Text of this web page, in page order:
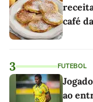
café
3 FUTEBOL
ao